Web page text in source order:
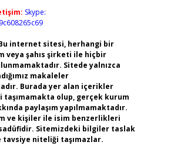
Skype:
internet sitesi, herhangi bir
veya şahıs şirketi ile hiçbir
Sitede yalnızca
makaleler
Burada yer alan içerikler
taşımamakta olup, gerçek kurum
paylaşım yapılmamaktadır.
ve kişiler ile isim benzerlikleri
Sitemizdeki bilgiler taslak
tavsiye niteliği taşımazlar.